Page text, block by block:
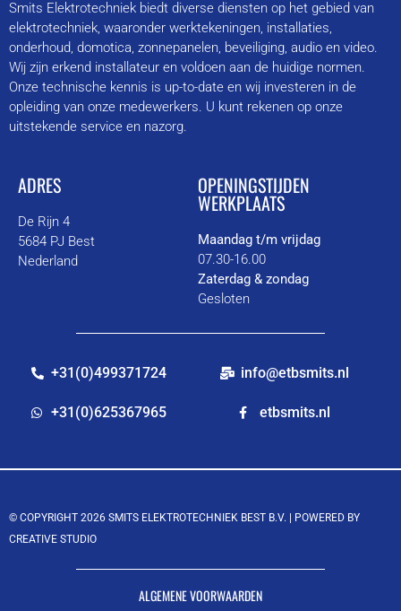
Smits Elektrotechniek biedt diverse diensten op het gebied van
elektrotechniek, waaronder werktekeningen, installaties,
onderhoud, domotica, zonnepanelen, beveiliging, audio en video.
Wij zijn erkend installateur en voldoen aan de huidige normen.
Onze technische kennis is up-to-date en wij investeren in de
opleiding van onze medewerkers. U kunt rekenen op onze
uitstekende service en nazorg.
ADRES
De Rijn 4
5684 PJ Best
Nederland
OPENINGSTIJDEN
WERKPLAATS
Maandag t/m vrijdag
07.30-16.00
Zaterdag & zondag
Gesloten
+31(0)499371724
+31(0)625367965
info@etbsmits.nl
etbsmits.nl
© COPYRIGHT 2026 SMITS ELEKTROTECHNIEK BEST B.V. | POWERED BY
CREATIVE STUDIO
ALGEMENE VOORWAARDEN